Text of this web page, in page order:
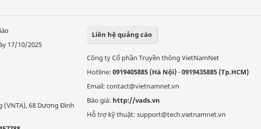
17/10/2025
(VNTA), 68 Dương Đình
Liên hệ quảng cáo
Công ty Cổ phần Truyền thông VietNamNet
Hotline: 0919405885 (Hà Nội)-0919435885 (Tp.HCM)
Email: contact@vietnamnet.vn
Báo giá: http://vads.vn
Hỗ trợ kỹ thuật: support@tech.vietnamnet.vn